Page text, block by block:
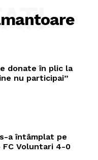
donate în plic la
nu participai”
a întâmplat pe
FC Voluntari 4-0